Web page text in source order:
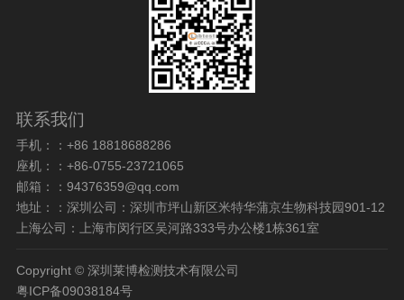
Copyright © 深圳莱博检测技术有限公司
粤ICP备09038184号
联系我们
手机：：+86 18818688286
座机：：+86-0755-23721065
邮箱：：94376359@qq.com
地址：：深圳公司：深圳市坪山新区米特华蒲京生物科技园901-12
上海公司：上海市闵行区吴河路333号办公楼1栋361室